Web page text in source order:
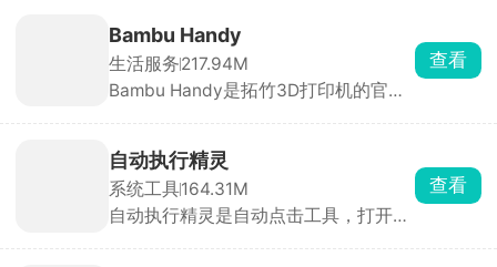
设备，功能很实在。
boot.img、system.img、vendor.img
等独立镜像文件，方便刷机、Root、救
砖或做 ROM 对比。自带文件选择器 +
进度条，无需敲命令。摆脱电脑与命令
利器 。
Bambu Handy
生活服务217.94M
Bambu Handy是拓竹3D打印机的官方
STL。打印结束后自动生成15s缩时短
片，可直接保存到相册。同一账号可绑
定多台打印机，实时查看剩余耗材、打
印进度。打印完成、耗材耗尽、温度异
查看
自动执行精灵
系统工具164.31M
自动执行精灵是自动点击工具，打开无
查看